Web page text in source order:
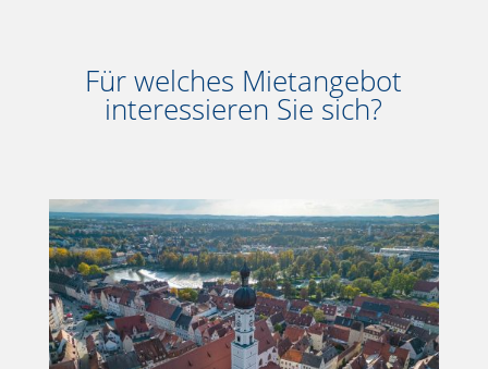
Für welches Mietangebot
interessieren Sie sich?